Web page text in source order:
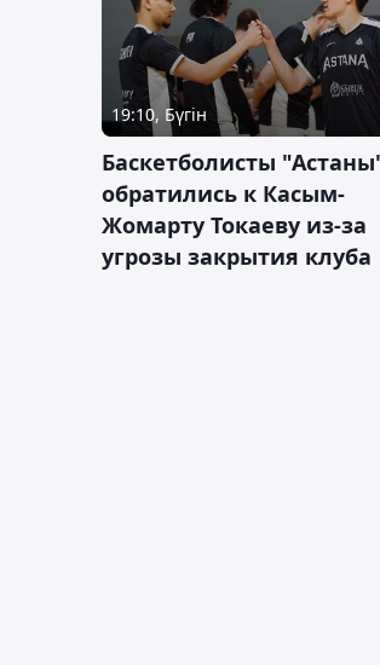
19:10, Бүгін
Баскетболисты
обратились к Касым-
Жомарту Токаеву из-за
угрозы закрытия клуба